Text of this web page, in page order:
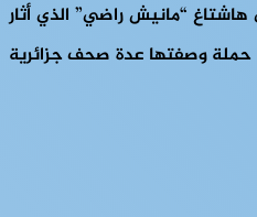
“مانيش راضي” الذي أثار
حملة وصفتها عدة صحف جزائرية